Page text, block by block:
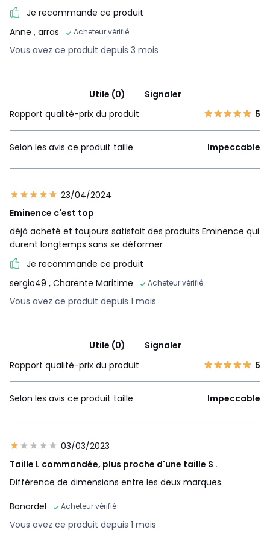
Je recommande ce produit
Anne , arras Acheteur vérifié
Vous avez ce produit depuis 3 mois
Utile (0)
Signaler
Rapport qualité-prix du produit
5
Selon les avis ce produit taille Impeccable
23/04/2024
Eminence c'est top
déjà acheté et toujours satisfait des produits Eminence qui
durent longtemps sans se déformer
Je recommande ce produit
sergio49 , Charente Maritime Acheteur vérifié
Vous avez ce produit depuis 1 mois
Utile (0)
Signaler
Rapport qualité-prix du produit
5
Selon les avis ce produit taille Impeccable
03/03/2023
Taille L commandée, plus proche d'une taille S .
Différence de dimensions entre les deux marques.
Bonardel
Acheteur vérifié
Vous avez ce produit depuis 1 mois